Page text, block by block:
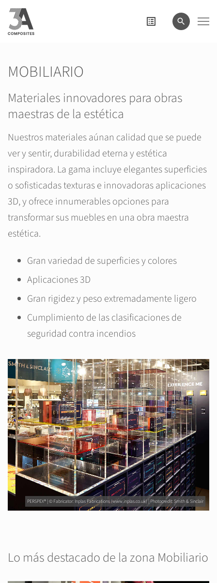
el
término
de
MOBILIARIO
Materiales innovadores para obras
maestras de la estética
Nuestros materiales aúnan calidad que se puede
ver y sentir, durabilidad eterna y estética
inspiradora. La gama incluye elegantes superficies
o sofisticadas texturas e innovadoras aplicaciones
3D, y ofrece innumerables opciones para
transformar sus muebles en una obra maestra
estética.
Gran variedad de superficies y colores
Aplicaciones 3D
Gran rigidez y peso extremadamente ligero
Cumplimiento de las clasificaciones de
seguridad contra incendios
PERSPEX® | © Fabricator: Inplas Fabrications (www.inplas.co.uk) | Photocredit: Smith & Sinclair
Lo más destacado de la zona Mobiliario